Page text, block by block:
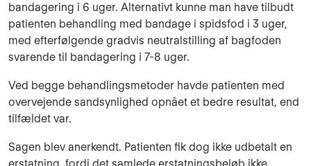
bandagering i 6 uger. Alternativt kunne man have tilbudt
patienten behandling med bandage i spidsfod i 3 uger,
med efterfølgende gradvis neutralstilling af bagfoden
svarende til bandagering i 7-8 uger.
Ved begge behandlingsmetoder havde patienten med
overvejende sandsynlighed opnået et bedre resultat, end
tilfældet var.
Sagen blev anerkendt. Patienten fik dog ikke udbetalt en